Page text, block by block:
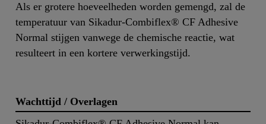
Als er grotere hoeveelheden worden gemengd, zal de
temperatuur van Sikadur-Combiflex® CF Adhesive
Normal stijgen vanwege de chemische reactie, wat
resulteert in een kortere verwerkingstijd.
Wachttijd / Overlagen